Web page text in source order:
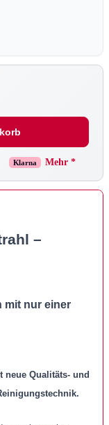
Klarna Mehr *
–
mit nur einer
neue Qualitäts- und